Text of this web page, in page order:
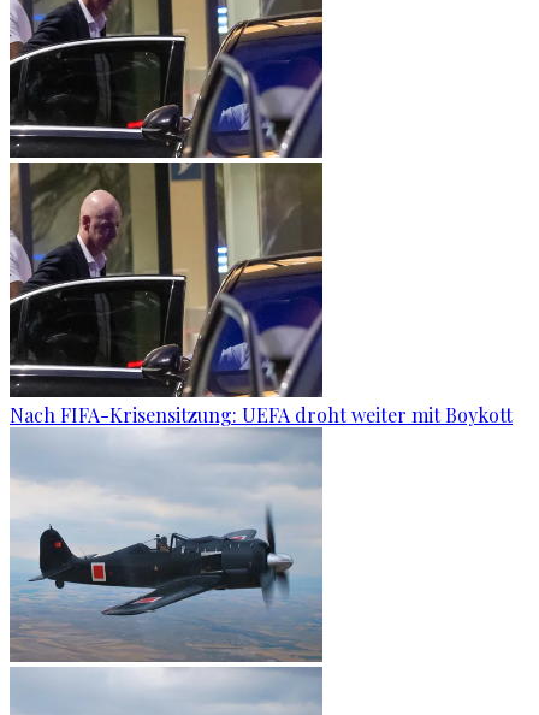
Nach FIFA-Krisensitzung: UEFA droht weiter mit Boykott